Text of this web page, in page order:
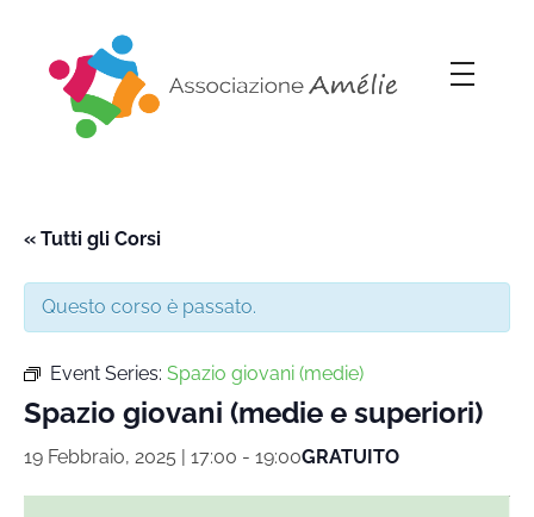
« Tutti gli Corsi
Questo corso è passato.
Event Series: Spazio giovani (medie)
Spazio giovani (medie e superiori)
19 Febbraio, 2025 | 17:00 - 19:00GRATUITO